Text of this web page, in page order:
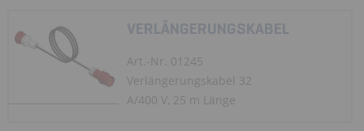
VERLÄNGERUNGSKABEL
Art.-Nr. 01245
Verlängerungskabel 32
A/400 V, 25 m Länge